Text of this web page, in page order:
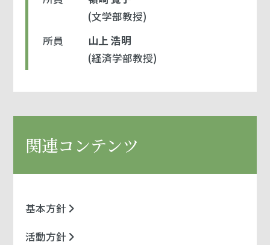
(文学部教授)
所員
山上 浩明
(経済学部教授)
関連コンテンツ
基本方針
活動方針